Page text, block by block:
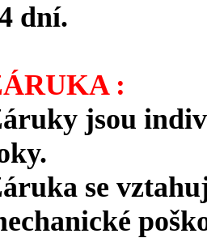
dní.
:
jsou
se